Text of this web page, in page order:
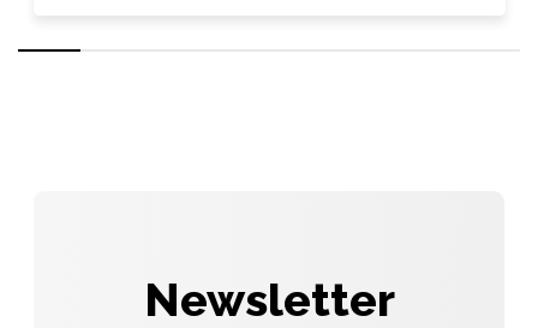
Newsletter